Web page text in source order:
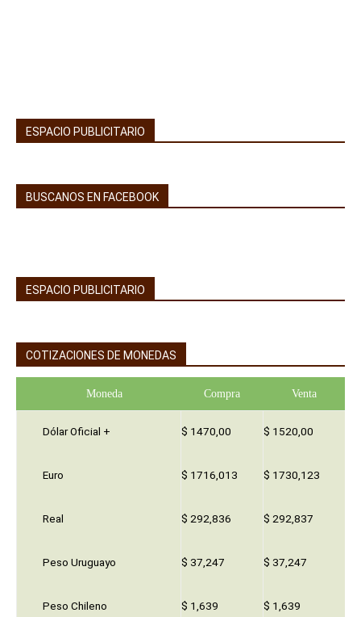
ESPACIO PUBLICITARIO
BUSCANOS EN FACEBOOK
ESPACIO PUBLICITARIO
COTIZACIONES DE MONEDAS
Moneda Compra Venta
Dólar Oficial + $ 1470,00 $ 1520,00
Euro $ 1716,013 $ 1730,123
Real $ 292,836 $ 292,837
Peso Uruguayo $ 37,247 $ 37,247
Peso Chileno $ 1,639 $ 1,639